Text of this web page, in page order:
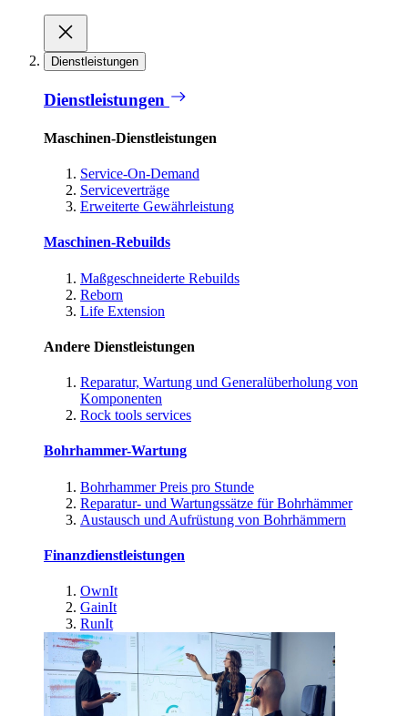
Dienstleistungen
Dienstleistungen
Maschinen-Dienstleistungen
Service-On-Demand
Serviceverträge
Erweiterte Gewährleistung
Maschinen-Rebuilds
Maßgeschneiderte Rebuilds
Reborn
Life Extension
Andere Dienstleistungen
Reparatur, Wartung und Generalüberholung von
Komponenten
Rock tools services
Bohrhammer-Wartung
Bohrhammer Preis pro Stunde
Reparatur- und Wartungssätze für Bohrhämmer
Austausch und Aufrüstung von Bohrhämmern
Finanzdienstleistungen
OwnIt
GainIt
RunIt